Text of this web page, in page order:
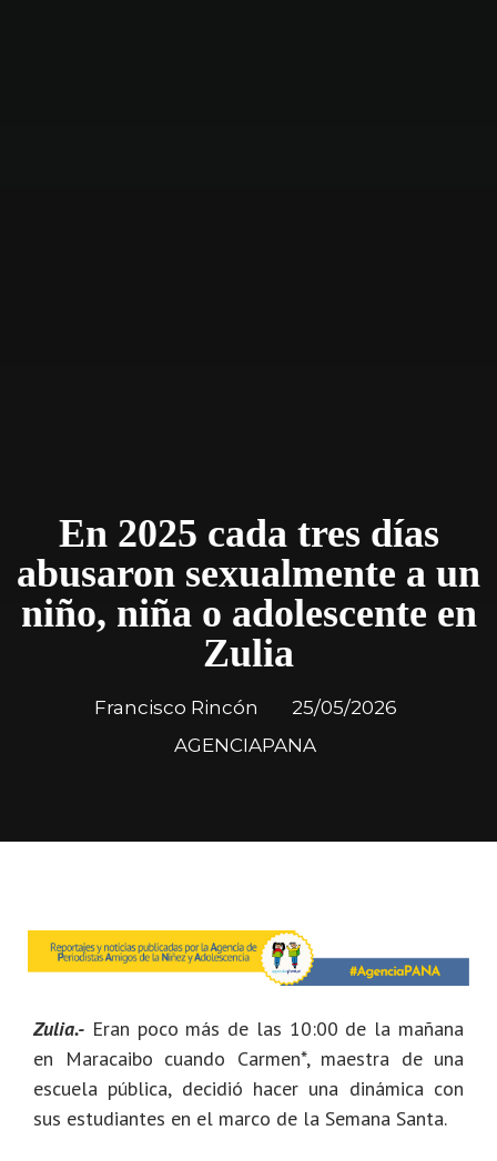
En 2025 cada tres días
abusaron sexualmente a un
niño, niña o adolescente en
Zulia
Francisco Rincón
25/05/2026
AGENCIAPANA
Zulia.- Eran poco más de las 10:00 de la mañana
en Maracaibo cuando Carmen*, maestra de una
escuela pública, decidió hacer una dinámica con
sus estudiantes en el marco de la Semana Santa.